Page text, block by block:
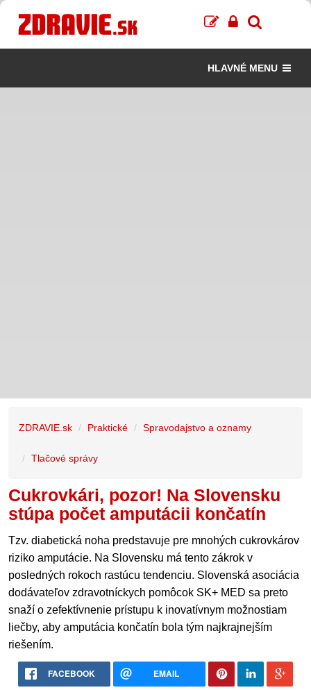
HLAVNÉ MENU
ZDRAVIE.sk Praktické Spravodajstvo a oznamy
Tlačové správy
Cukrovkári, pozor! Na Slovensku
stúpa počet amputácii končatín
Tzv. diabetická noha predstavuje pre mnohých cukrovkárov
riziko amputácie. Na Slovensku má tento zákrok v
posledných rokoch rastúcu tendenciu. Slovenská asociácia
dodávateľov zdravotníckych pomôcok SK+ MED sa preto
snaží o zefektívnenie prístupu k inovatívnym možnostiam
liečby, aby amputácia končatín bola tým najkrajnejším
riešením.
FACEBOOK EMAIL